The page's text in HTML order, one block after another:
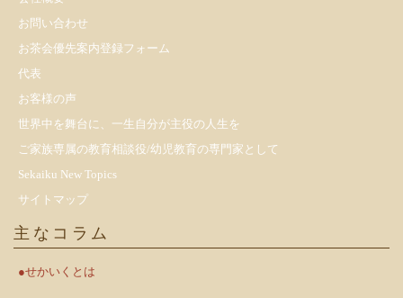
お問い合わせ
お茶会優先案内登録フォーム
代表
お客様の声
世界中を舞台に、一生自分が主役の人生を
ご家族専属の教育相談役/幼児教育の専門家として
Sekaiku New Topics
サイトマップ
主なコラム
●せかいくとは